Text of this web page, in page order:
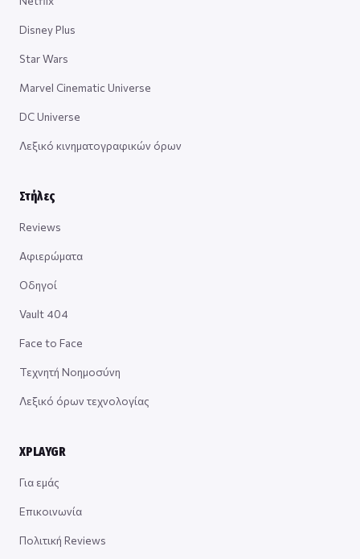
Disney Plus
Star Wars
Marvel Cinematic Universe
DC Universe
Λεξικό κινηματογραφικών όρων
Στήλες
Reviews
Αφιερώματα
Οδηγοί
Vault 404
Face to Face
Τεχνητή Νοημοσύνη
Λεξικό όρων τεχνολογίας
XPLAYGR
Για εμάς
Επικοινωνία
Πολιτική Reviews